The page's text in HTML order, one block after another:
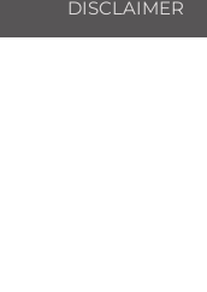
DISCLAIMER